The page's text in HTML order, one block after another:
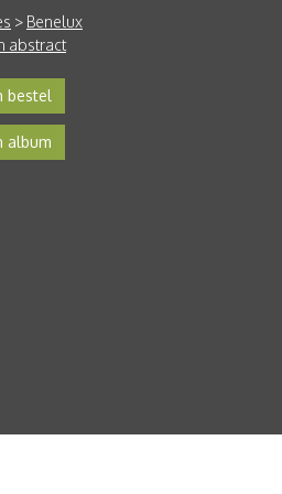
> Benelux
abstract
bestel
album